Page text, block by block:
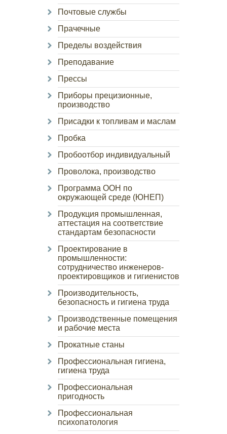
Почтовые службы
Прачечные
Пределы воздействия
Преподавание
Прессы
Приборы прецизионные,
производство
Присадки к топливам и маслам
Пробка
Пробоотбор индивидуальный
Проволока, производство
Программа ООН по
окружающей среде (ЮНЕП)
Продукция промышленная,
аттестация на соответствие
стандартам безопасности
Проектирование в
промышленности:
сотрудничество инженеров-
проектировщиков и гигиенистов
Производительность,
безопасность и гигиена труда
Производственные помещения
и рабочие места
Прокатные станы
Профессиональная гигиена,
гигиена труда
Профессиональная
пригодность
Профессиональная
психопатология